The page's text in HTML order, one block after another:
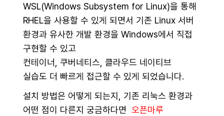
WSL(Windows Subsystem for Linux)을 통해
RHEL을 사용할 수 있게 되면서 기존 Linux 서버
환경과 유사한 개발 환경을 Windows에서 직접
구현할 수 있고
컨테이너, 쿠버네티스, 클라우드 네이티브
실습도 더 빠르게 접근할 수 있게 되었습니다.
설치 방법은 어떻게 되는지, 기존 리눅스 환경과
어떤 점이 다른지 궁금하다면 오픈마루